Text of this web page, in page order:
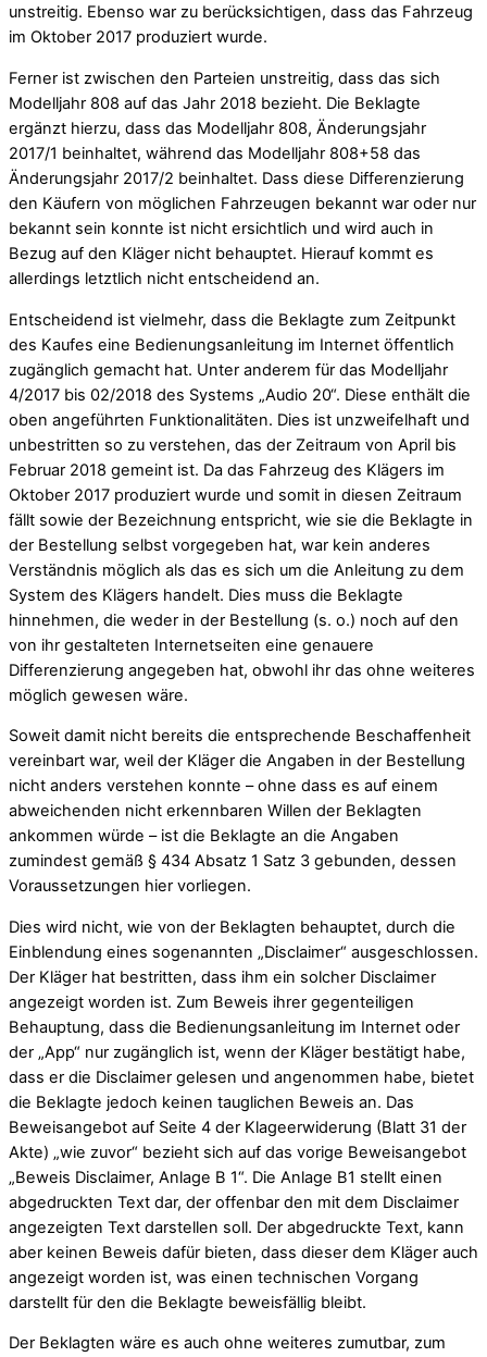
unstreitig. Ebenso war zu berücksichtigen, dass das Fahrzeug
im Oktober 2017 produziert wurde.
Ferner ist zwischen den Parteien unstreitig, dass das sich
Modelljahr 808 auf das Jahr 2018 bezieht. Die Beklagte
ergänzt hierzu, dass das Modelljahr 808, Änderungsjahr
2017/1 beinhaltet, während das Modelljahr 808+58 das
Änderungsjahr 2017/2 beinhaltet. Dass diese Differenzierung
den Käufern von möglichen Fahrzeugen bekannt war oder nur
bekannt sein konnte ist nicht ersichtlich und wird auch in
Bezug auf den Kläger nicht behauptet. Hierauf kommt es
allerdings letztlich nicht entscheidend an.
Entscheidend ist vielmehr, dass die Beklagte zum Zeitpunkt
des Kaufes eine Bedienungsanleitung im Internet öffentlich
zugänglich gemacht hat. Unter anderem für das Modelljahr
4/2017 bis 02/2018 des Systems „Audio 20“. Diese enthält die
oben angeführten Funktionalitäten. Dies ist unzweifelhaft und
unbestritten so zu verstehen, das der Zeitraum von April bis
Februar 2018 gemeint ist. Da das Fahrzeug des Klägers im
Oktober 2017 produziert wurde und somit in diesen Zeitraum
fällt sowie der Bezeichnung entspricht, wie sie die Beklagte in
der Bestellung selbst vorgegeben hat, war kein anderes
Verständnis möglich als das es sich um die Anleitung zu dem
System des Klägers handelt. Dies muss die Beklagte
hinnehmen, die weder in der Bestellung (s. o.) noch auf den
von ihr gestalteten Internetseiten eine genauere
Differenzierung angegeben hat, obwohl ihr das ohne weiteres
möglich gewesen wäre.
Soweit damit nicht bereits die entsprechende Beschaffenheit
vereinbart war, weil der Kläger die Angaben in der Bestellung
nicht anders verstehen konnte – ohne dass es auf einem
abweichenden nicht erkennbaren Willen der Beklagten
ankommen würde – ist die Beklagte an die Angaben
zumindest gemäß § 434 Absatz 1 Satz 3 gebunden, dessen
Voraussetzungen hier vorliegen.
Dies wird nicht, wie von der Beklagten behauptet, durch die
Einblendung eines sogenannten „Disclaimer“ ausgeschlossen.
Der Kläger hat bestritten, dass ihm ein solcher Disclaimer
angezeigt worden ist. Zum Beweis ihrer gegenteiligen
Behauptung, dass die Bedienungsanleitung im Internet oder
der „App“ nur zugänglich ist, wenn der Kläger bestätigt habe,
dass er die Disclaimer gelesen und angenommen habe, bietet
die Beklagte jedoch keinen tauglichen Beweis an. Das
Beweisangebot auf Seite 4 der Klageerwiderung (Blatt 31 der
Akte) „wie zuvor“ bezieht sich auf das vorige Beweisangebot
„Beweis Disclaimer, Anlage B 1“. Die Anlage B1 stellt einen
abgedruckten Text dar, der offenbar den mit dem Disclaimer
angezeigten Text darstellen soll. Der abgedruckte Text, kann
aber keinen Beweis dafür bieten, dass dieser dem Kläger auch
angezeigt worden ist, was einen technischen Vorgang
darstellt für den die Beklagte beweisfällig bleibt.
Der Beklagten wäre es auch ohne weiteres zumutbar, zum